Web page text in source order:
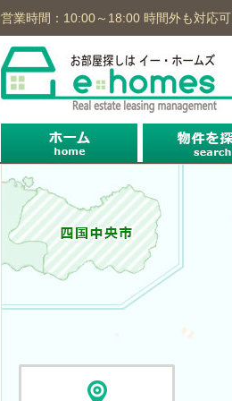
営業時間：10:00～18:00 時間外も対応可